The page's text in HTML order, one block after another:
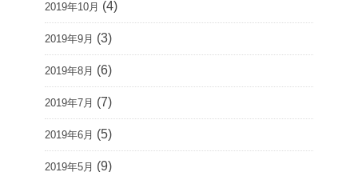
2019年10月 (4)
2019年9月 (3)
2019年8月 (6)
2019年7月 (7)
2019年6月 (5)
2019年5月 (9)